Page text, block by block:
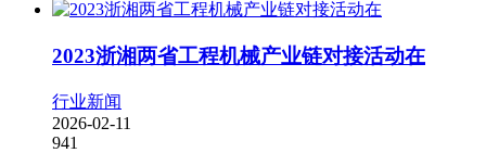
2023浙湘两省工程机械产业链对接活动在
行业新闻
2026-02-11
941